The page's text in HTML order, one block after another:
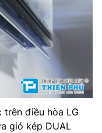
trên điều hòa LG
gió kép DUAL